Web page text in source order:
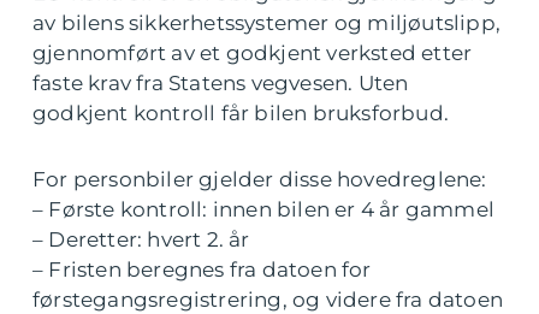
av bilens sikkerhetssystemer og miljøutslipp,
gjennomført av et godkjent verksted etter
faste krav fra Statens vegvesen. Uten
godkjent kontroll får bilen bruksforbud.
For personbiler gjelder disse hovedreglene:
– Første kontroll: innen bilen er 4 år gammel
– Deretter: hvert 2. år
– Fristen beregnes fra datoen for
førstegangsregistrering, og videre fra datoen